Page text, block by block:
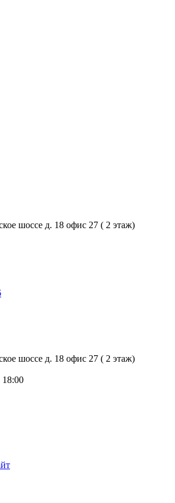
шоссе д. 18 офис 27 ( 2 этаж)
шоссе д. 18 офис 27 ( 2 этаж)